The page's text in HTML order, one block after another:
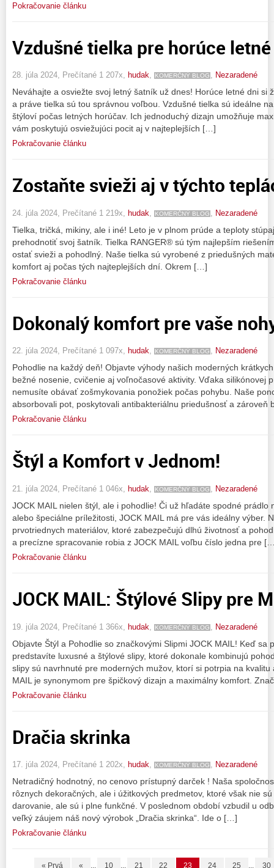
Pokračovanie článku
Vzdušné tielka pre horúce
28. júla 2024, Prečítané 1 207x, hudak, KOMERČNÝ BLOG , Nezaradené
Neváhajte a osviežte svoj letný šatník už dnes! Horúce letné dni si
a práve tielka sú tou správnou voľbou. Vzdušné tielka sú ideálne
štýloví počas letných horúčav. Ich jednoduchý dizajn umožňuje
vám poskytujú osviežujúci pocit aj v najteplejších […]
Pokračovanie článku
Zostaňte svieži aj v týchto
24. júla 2024, Prečítané 1 219x, hudak KOMERČNÝ BLOG Nezaradené
Tielka, tričká, mikiny, ale i iné! Leto je v plnom prúde a teploty
prehodnotiť svoj šatník. Tielka RANGER® sú tým najlepším
ostať svieži a pohodlný. Naše tielka sú vyrobené z priedušných
komfort aj počas tých najteplejších dní. Okrem […]
Pokračovanie článku
Dokonalý komfort pre vaše
22. júla 2024, Prečítané 1 097x, hudak, KOMERČNÝ BLOG , Nezaradené
Pohodlie na každý deň! Objavte výhody našich moderných
bežné nosenie, cvičenie aj voľnočasové aktivity. Vďaka silikónovej
nemusíte obávať zošmykovania ponožiek počas pohybu. Naše
absorbovali pot, poskytovali antibakteriálnu priedušnosť a zároveň
Pokračovanie článku
Štýl a Komfort v Jednom!
21. júla 2024, Prečítané 1 046x, hudak KOMERČNÝ BLOG Nezaradené
JOCK MAIL nielen štýl, ale i pohodlie! Či už hľadáte spodné prádlo
alebo špeciálne príležitosti, JOCK MAIL má pre vás ideálny výber.
prvotriednych materiálov, ktoré zabezpečujú dlhú životnosť a
a precízne spracovanie robia z JOCK MAIL voľbu číslo jedna pre
Pokračovanie článku
JOCK MAIL: Štýlové Slipy pre
19. júla 2024, Prečítané 1 366x, hudak KOMERČNÝ BLOG Nezaradené
Objavte Štýl a Pohodlie so značkovými Slipmi JOCK MAIL! Keď sa
predstavíte luxusné a štýlové slipy, ktoré dokonale kombinujú
slipy sú navrhnuté pre moderných mužov, ktorí si potrpia na kvalitu
MAIL je synonymom pre špičkový dizajn a maximálny komfort.
Pokračovanie článku
Dračia skrinka
17. júla 2024, Prečítané 1 202x, hudak, KOMERČNÝ BLOG , Nezaradené
Netradičný hodnotný, no cenovo prístupný darček ! Naša
rôznych dekoračných, ale i úžitkových predmetov, ktoré však nie
darovanie, ale sú i plne funkčné. V poslednom období vzbudil u
veľký záujem náš nový výrobok „Dračia skrinka“. Ide o […]
Pokračovanie článku
« Prvá « ... 10 ... 21 22 23 24 25 ... 30